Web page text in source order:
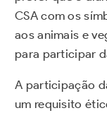
CSA com os
aos animais e
para participar
A participação
um requisito